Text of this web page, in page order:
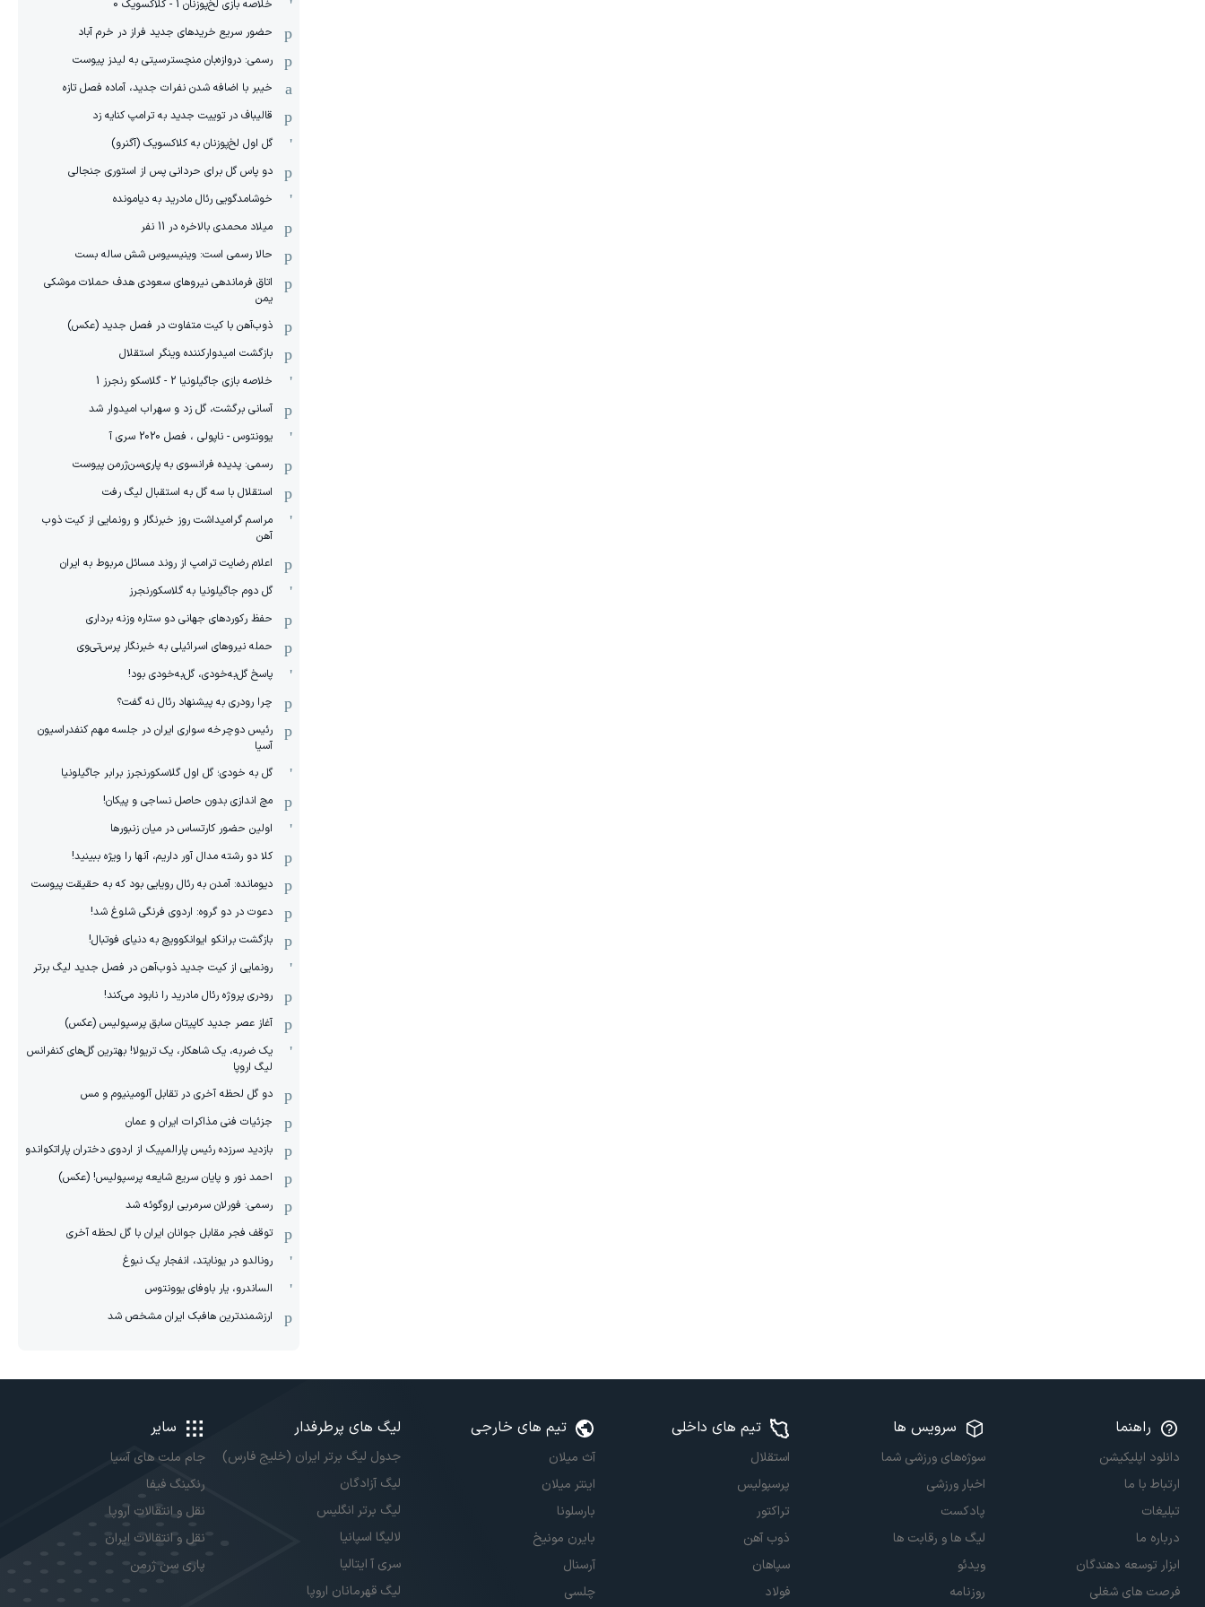
خلاصه بازی لخ‌پوزنان 1 - کلاکسویک 0
حضور سریع خریدهای جدید فراز در خرم آباد
رسمی: دروازه‌بان منچسترسیتی به لیدز پیوست
خیبر با اضافه شدن نفرات جدید، آماده فصل تازه
قالیباف در توییت جدید به ترامپ کنایه زد
گل اول لخ‌پوزنان به کلاکسویک (آگنرو)
دو پاس گل برای حردانی پس از استوری جنجالی
خوشامدگویی رئال مادرید به دیامونده
میلاد محمدی بالاخره در 11 نفر
حالا رسمی است: وینیسیوس شش ساله بست
اتاق فرماندهی نیروهای سعودی هدف حملات موشکی
یمن
ذوب‌آهن با کیت متفاوت در فصل جدید (عکس)
بازگشت امیدوارکننده وینگر استقلال
خلاصه بازی جاگیلونیا 2 - گلاسکو رنجرز 1
آسانی برگشت، گل زد و سهراب امیدوار شد
یوونتوس - ناپولی ، فصل 2020 سری آ
رسمی: پدیده فرانسوی به پاری‌سن‌ژرمن پیوست
استقلال با سه گل به استقبال لیگ رفت
مراسم گرامیداشت روز خبرنگار و رونمایی از کیت ذوب
آهن
اعلام رضایت ترامپ از روند مسائل مربوط به ایران
گل دوم جاگیلونیا به گلاسکورنجرز
حفظ رکوردهای جهانی دو ستاره وزنه برداری
حمله نیروهای اسرائیلی به خبرنگار پرس‌تی‌وی
پاسخ گل‌به‌خودی، گل‌به‌خودی بود!
چرا رودری به پیشنهاد رئال نه گفت؟
رئیس دوچرخه سواری ایران در جلسه مهم کنفدراسیون
آسیا
گل به خودی؛ گل اول گلاسکورنجرز برابر جاگیلونیا
مچ اندازی بدون حاصل نساجی و پیکان!
اولین حضور کارتساس در میان زنبورها
کلا دو‌ رشته مدال آور داریم، آنها را ویژه ببینید!
دیومانده: آمدن به رئال رویایی بود که به حقیقت پیوست
دعوت در دو گروه: اردوی فرنگی شلوغ شد!
بازگشت برانکو ایوانکوویچ به دنیای فوتبال!
رونمایی از کیت جدید ذوب‌آهن در فصل جدید لیگ برتر
رودری پروژه رئال مادرید را نابود می‌کند!
آغاز عصر جدید کاپیتان سابق پرسپولیس (عکس)
یک ضربه، یک شاهکار، یک تریولا! بهترین گل‌های کنفرانس
لیگ اروپا
دو گل لحظه آخری در تقابل آلومینیوم و مس
جزئیات فنی مذاکرات ایران و عمان
بازدید سرزده رئیس پارالمپیک از اردوی دختران پاراتکواندو
احمد نور و پایان سریع شایعه پرسپولیس! (عکس)
رسمی: فورلان سرمربی اروگوئه شد
توقف فجر مقابل جوانان ایران با گل لحظه آخری
رونالدو در یونایتد، انفجار یک نبوغ
الساندرو، یار باوفای یوونتوس
ارزشمندترین هافبک ایران مشخص شد
راهنما
دانلود اپلیکیشن
ارتباط با ما
تبلیغات
درباره ما
ابزار توسعه دهندگان
فرصت های شغلی
سرویس ها
سوژه‌های ورزشی شما
اخبار ورزشی
پادکست
لیگ ها و رقابت ها
ویدئو
روزنامه
تیم های داخلی
استقلال
پرسپولیس
تراکتور
ذوب آهن
سپاهان
فولاد
تیم های خارجی
آث میلان
اینتر میلان
بارسلونا
بایرن مونیخ
آرسنال
چلسی
لیگ های پرطرفدار
جدول لیگ برتر ایران (خلیج فارس)
لیگ آزادگان
لیگ برتر انگلیس
لالیگا اسپانیا
سری آ ایتالیا
لیگ قهرمانان اروپا
سایر
جام ملت های آسیا
رنکینگ فیفا
نقل و انتقالات اروپا
نقل و انتقالات ایران
پاری سن ژرمن